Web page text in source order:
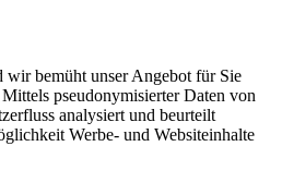
bemüht unser Angebot für Sie
pseudonymisierter Daten von
analysiert und beurteilt
Werbe- und Websiteinhalte